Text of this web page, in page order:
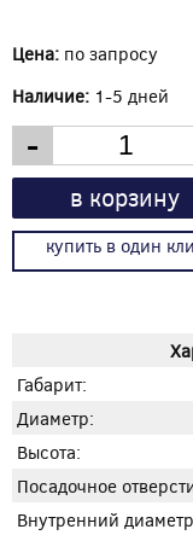
Цена: по запросу
Наличие: 1-5 дней
-
в корзину
купить в один
Габарит:
Диаметр:
Высота:
Посадочное
Внутренний